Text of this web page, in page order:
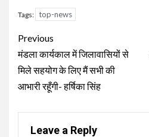
Tags: top-news
Continue
Reading
Previous
मंडला कार्यकाल में जिलावासियों से
मिले सहयोग के लिए मैं सभी की
आभारी रहूँगी- हर्षिका सिंह
Leave a Reply